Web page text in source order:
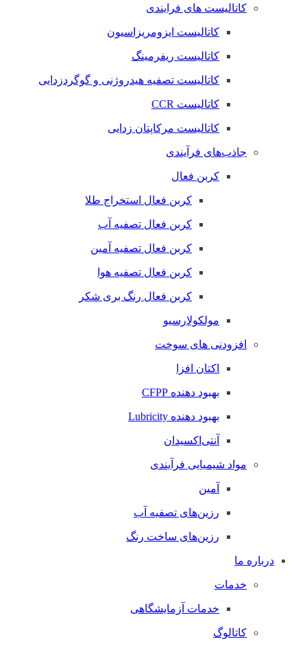
کاتالیست های فرایندی
کاتالیست ایزومریزاسیون
کاتالیست ریفرمینگ
کاتالیست تصفیه هیدروژنی و گوگردزدایی
کاتالیست CCR
کاتالیست مرکاپتان زدایی
جاذب‌های فرآیندی
کربن فعال
کربن فعال استخراج طلا
کربن فعال تصفیه آب
کربن فعال تصفیه آمین
کربن فعال تصفیه هوا
کربن فعال رنگ بری شکر
مولکولارسیو
افزودنی های سوخت
اکتان افزا
بهبود دهنده CFPP
بهبود دهنده Lubricity
آنتی‌اکسیدان
مواد شیمیایی فرآیندی
آمین
رزین‌های تصفیه آب
رزین‌های ساخت رنگ
درباره ما
خدمات
خدمات آزمایشگاهی
کاتالوگ